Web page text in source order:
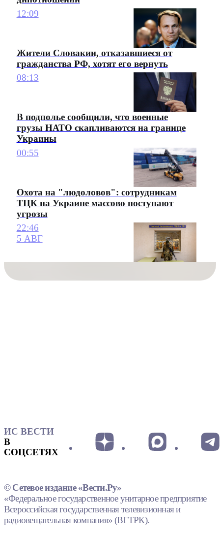
12:09
Жители Словакии, отказавшиеся от
гражданства РФ, хотят его вернуть
08:13
В подполье сообщили, что военные
грузы НАТО скапливаются на границе
Украины
00:55
Охота на "людоловов": сотрудникам
ТЦК на Украине массово поступают
угрозы
22:46
5 АВГ
ИС ВЕСТИ
В
СОЦСЕТЯХ
© Сетевое издание «Вести.Ру»
«Федеральное государственное унитарное предприятие
Всероссийская государственная телевизионная и
радиовещательная компания» (ВГТРК).